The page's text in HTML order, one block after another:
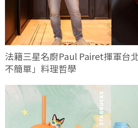
法籍三星名廚Paul Pairet揮軍台
不簡單」料理哲學